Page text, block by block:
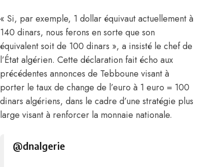
« Si, par exemple, 1 dollar équivaut actuellement à
140 dinars, nous ferons en sorte que son
équivalent soit de 100 dinars », a insisté le chef de
l’État algérien. Cette déclaration fait écho aux
précédentes annonces de Tebboune visant à
porter le taux de change de l’euro à 1 euro = 100
dinars algériens, dans le cadre d’une stratégie plus
large visant à renforcer la monnaie nationale.
@dnalgerie